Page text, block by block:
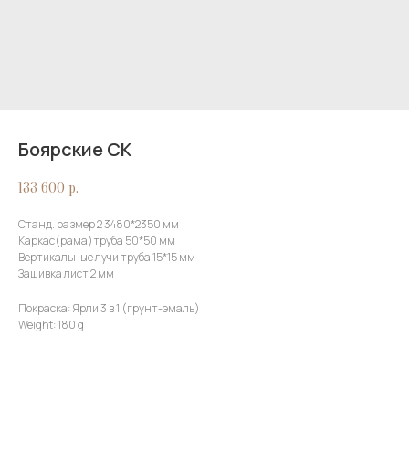
Боярские СК
133 600 р.
Станд. размер 2 3480*2350 мм
Каркас(рама)труба 50*50 мм
Вертикальные лучи труба 15*15 мм
Зашивка лист 2 мм
Покраска: Ярли 3 в 1 (грунт-эмаль)
Weight: 180 g